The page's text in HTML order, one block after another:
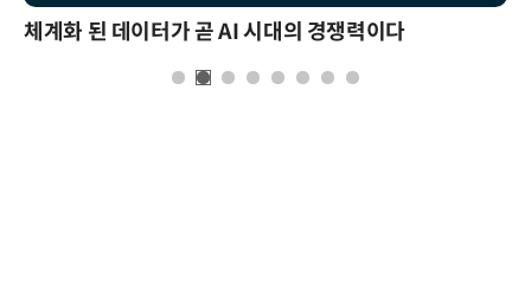
체계화 된 데이터가 곧 AI 시대의 경쟁력이다